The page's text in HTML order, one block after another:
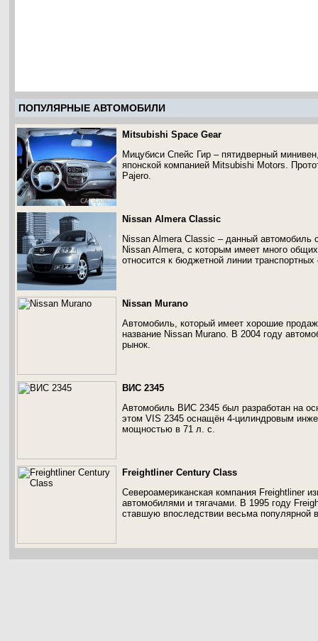
ПОПУЛЯРНЫЕ АВТОМОБИЛИ
Mitsubishi Space Gear
Мицубиси Спейс Гир – пятидверный
японской компанией Mitsubishi Motors.
Pajero.
Nissan Almera Classic
Nissan Almera Classic – данный автомобиль
Nissan Almera, с которым имеет много
относится к бюджетной линии транспортных
Nissan Murano
Автомобиль, который имеет хорошие
название Nissan Murano. В 2004 году
рынок.
ВИС 2345
Автомобиль ВИС 2345 был разработан на
этом VIS 2345 оснащён 4-цилиндровым
мощностью в 71 л. с.
Freightliner Century Class
Североамериканская компания Freightliner
автомобилями и тягачами. В 1995 году
ставшую впоследствии весьма